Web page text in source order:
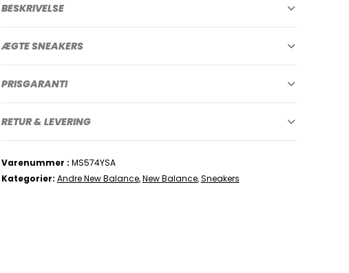
BESKRIVELSE
ÆGTE SNEAKERS
PRISGARANTI
RETUR & LEVERING
Varenummer
MS574YSA
Kategorier Andre New Balance,New Balance,Sneakers